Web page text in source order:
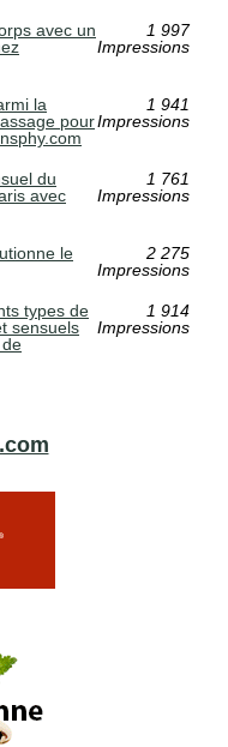
avec un
1 997
Impressions
la
pour
1 941
Impressions
du
avec
1 761
Impressions
le
2 275
Impressions
types de
sensuels
1 914
Impressions